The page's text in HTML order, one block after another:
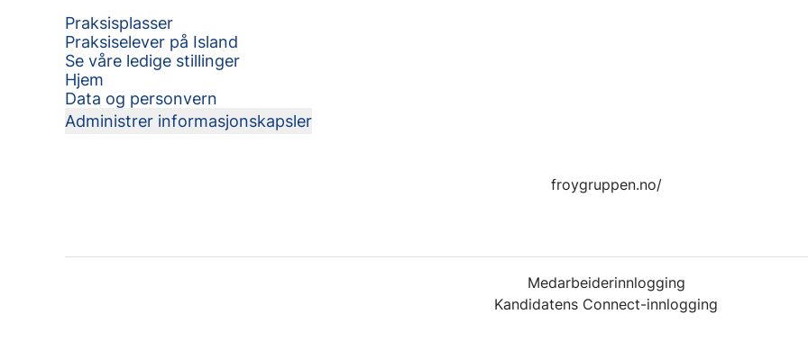
Praksisplasser
Praksiselever på Island
Se våre ledige stillinger
Hjem
Data og personvern
Administrer informasjonskapsler
froygruppen.no/
Medarbeiderinnlogging
Kandidatens Connect-innlogging